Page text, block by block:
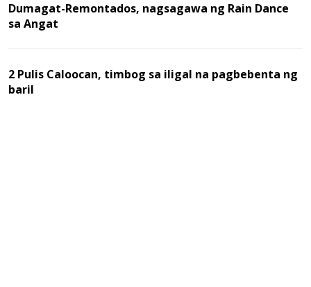
Dumagat-Remontados, nagsagawa ng Rain Dance
sa Angat
2 Pulis Caloocan, timbog sa iligal na pagbebenta ng
baril